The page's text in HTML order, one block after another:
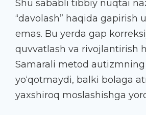
Shu sababli tibbiy nuqtai
“davolash” haqida gapirish
emas. Bu yerda gap
quvvatlash va rivojlantirish
Samarali metod autizmning
yo‘qotmaydi, balki bolaga
yaxshiroq moslashishga